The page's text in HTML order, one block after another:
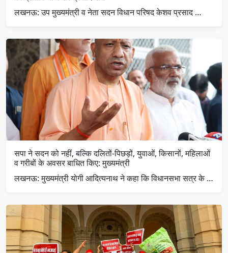
लखनऊ: उप मुख्यमंत्री व नेता सदन विधान परिषद केशव प्रसाद …
सपा ने सदन को नहीं, बल्कि दलितों-पिछड़ों, युवाओं, किसानों, महिलाओं
व गरीबों के अवसर बाधित किए: मुख्यमंत्री
लखनऊ: मुख्यमंत्री योगी आदित्यनाथ ने कहा कि विधानसभा सत्र के …